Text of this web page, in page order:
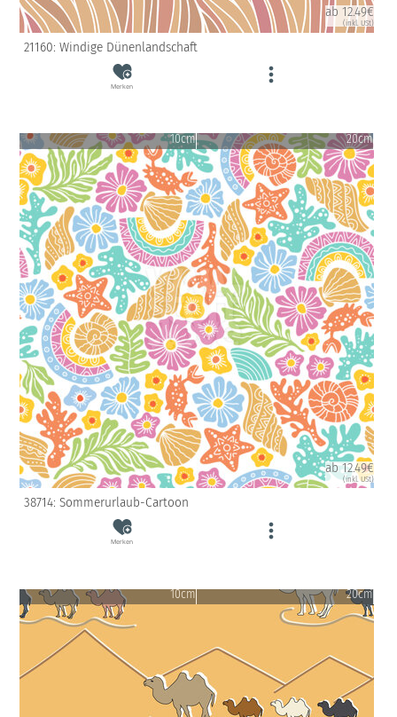
ab 12.49€
(inkl. USt)
21160: Windige Dünenlandschaft
Merken
10cm 20cm
ab 12.49€
(inkl. USt)
38714: Sommerurlaub-Cartoon
Merken
10cm 20cm